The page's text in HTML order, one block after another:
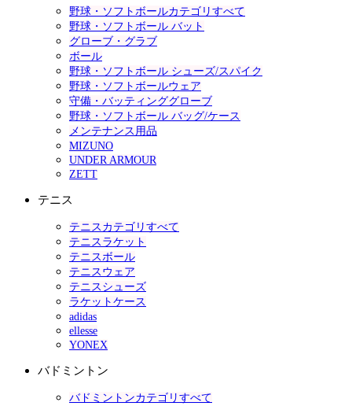
野球・ソフトボールカテゴリすべて
野球・ソフトボール バット
グローブ・グラブ
ボール
野球・ソフトボール シューズ/スパイク
野球・ソフトボールウェア
守備・バッティンググローブ
野球・ソフトボール バッグ/ケース
メンテナンス用品
MIZUNO
UNDER ARMOUR
ZETT
テニス
テニスカテゴリすべて
テニスラケット
テニスボール
テニスウェア
テニスシューズ
ラケットケース
adidas
ellesse
YONEX
バドミントン
バドミントンカテゴリすべて